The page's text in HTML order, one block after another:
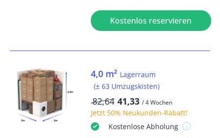
Kostenlos reservieren
4,0 m² Lagerraum
(± 63 Umzugskisten)
82,64 41,33 / 4 Wochen
Jetzt 50% Neukunden-Rabatt!
KostenloseAbholung